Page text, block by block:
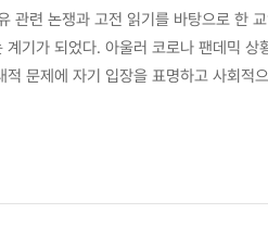
관련 논쟁과 고전 읽기를 바탕으로 한
기가 되었다. 아울러 코로나 팬데믹 상
문제에 자기 입장을 표명하고 사회
상황에서 불거져 나온자유와 관련한 문제를 비판적으로 사유하고 그에 대한 해결방안을 모색할 때, 올바른